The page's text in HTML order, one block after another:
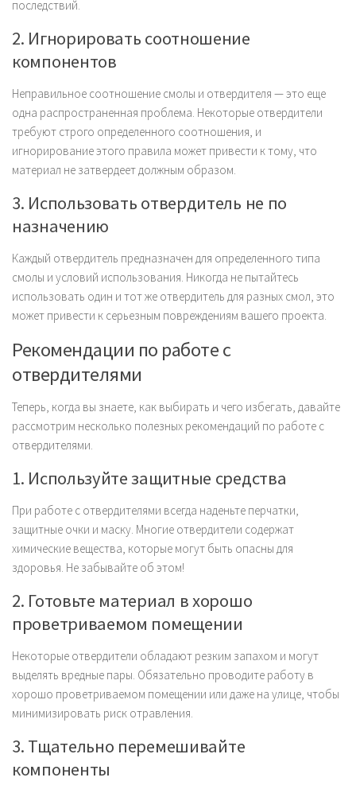
последствий.
2. Игнорировать соотношение
компонентов
Неправильное соотношение смолы и отвердителя — это еще
одна распространенная проблема. Некоторые отвердители
требуют строго определенного соотношения, и
игнорирование этого правила может привести к тому, что
материал не затвердеет должным образом.
3. Использовать отвердитель не по
назначению
Каждый отвердитель предназначен для определенного типа
смолы и условий использования. Никогда не пытайтесь
использовать один и тот же отвердитель для разных смол, это
может привести к серьезным повреждениям вашего проекта.
Рекомендации по работе с
отвердителями
Теперь, когда вы знаете, как выбирать и чего избегать, давайте
рассмотрим несколько полезных рекомендаций по работе с
отвердителями.
1. Используйте защитные средства
При работе с отвердителями всегда наденьте перчатки,
защитные очки и маску. Многие отвердители содержат
химические вещества, которые могут быть опасны для
здоровья. Не забывайте об этом!
2. Готовьте материал в хорошо
проветриваемом помещении
Некоторые отвердители обладают резким запахом и могут
выделять вредные пары. Обязательно проводите работу в
хорошо проветриваемом помещении или даже на улице, чтобы
минимизировать риск отравления.
3. Тщательно перемешивайте
компоненты